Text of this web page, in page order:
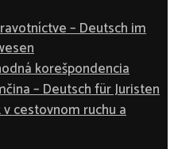
– Deutsch im
korešpondencia
– Deutsch für Juristen
cestovnom ruchu a